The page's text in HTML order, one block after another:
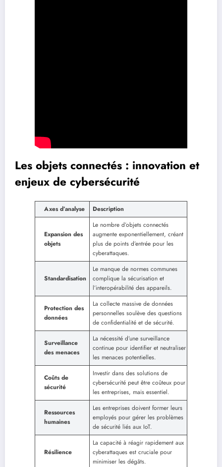
Les objets connectés : innovation et
enjeux de cybersécurité
Axes d’analyse Description
Expansion des
objets
Le nombre d’objets connectés
augmente exponentiellement, créant
plus de points d’entrée pour les
cyberattaques.
Standardisation
Le manque de normes communes
complique la sécurisation et
l’interopérabilité des appareils.
Protection des
données
La collecte massive de données
personnelles soulève des questions
de confidentialité et de sécurité.
Surveillance
des menaces
La nécessité d’une surveillance
continue pour identifier et neutraliser
les menaces potentielles.
Coûts de
sécurité
Investir dans des solutions de
cybersécurité peut être coûteux pour
les entreprises, mais essentiel.
Ressources
humaines
Les entreprises doivent former leurs
employés pour gérer les problèmes
de sécurité liés aux IoT.
Résilience
La capacité à réagir rapidement aux
cyberattaques est cruciale pour
minimiser les dégâts.